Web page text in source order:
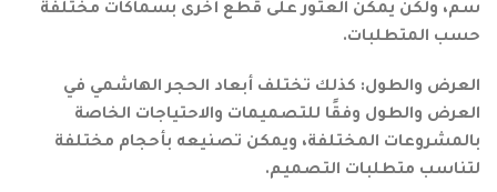
سم، ولكن يمكن العثور على قطع أخرى بسماكات مختلفة
حسب المتطلبات.
العرض والطول: كذلك تختلف أبعاد الحجر الهاشمي في
العرض والطول وفقًا للتصميمات والاحتياجات الخاصة
بالمشروعات المختلفة، ويمكن تصنيعه بأحجام مختلفة
لتناسب متطلبات التصميم.